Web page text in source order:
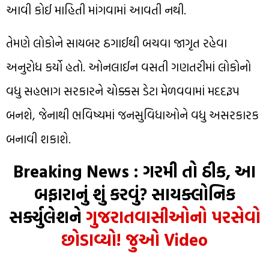
આવી કોઈ માહિતી માંગવામાં આવતી નથી.
તેમણે લોકોને સાયબર ઠગાઈથી બચવા જાગૃત રહેવા
અનુરોધ કર્યો હતો. ઓનલાઈન વસતી ગણતરીમાં લોકોનો
વધુ સહભાગ સરકારને ચોક્કસ ડેટા મેળવવામાં મદદરૂપ
બનશે, જેનાથી ભવિષ્યમાં જનસુવિધાઓને વધુ અસરકારક
બનાવી શકાશે.
Breaking News : ગરમી તો ઠીક, આ
બફારાનું શું કરવું? સાયક્લોનિક
સર્ક્યુલેશને ગુજરાતવાસીઓનો પરસેવો
છોડાવ્યો! જુઓ Video